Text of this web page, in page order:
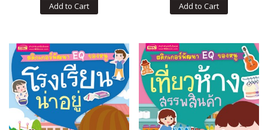
Add to Cart Add to Cart